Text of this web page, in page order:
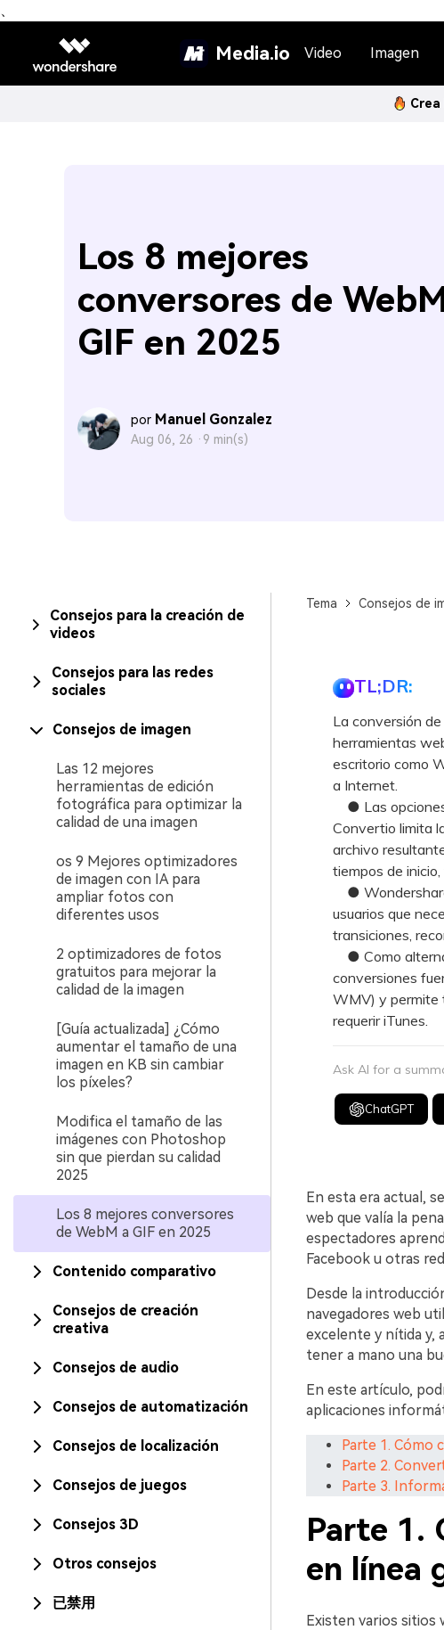
、
Media.io Video Imagen
Los 8 mejores
conversores de
GIF en 2025
por Manuel Gonzalez
Aug 06, 26 · 9 min(s)
Consejos para la creación de
videos
Consejos para las redes
sociales
Consejos de imagen
Las 12 mejores
herramientas de edición
fotográfica para optimizar la
calidad de una imagen
os 9 Mejores optimizadores
de imagen con IA para
ampliar fotos con
diferentes usos
2 optimizadores de fotos
gratuitos para mejorar la
calidad de la imagen
[Guía actualizada] ¿Cómo
aumentar el tamaño de una
imagen en KB sin cambiar
los píxeles?
Modifica el tamaño de las
imágenes con Photoshop
sin que pierdan su calidad
2025
Los 8 mejores conversores
de WebM a GIF en 2025
Contenido comparativo
Consejos de creación
creativa
Consejos de audio
Consejos de automatización
Consejos de localización
Consejos de juegos
Consejos 3D
Otros consejos
已禁用
Tema Consejos de
TL;DR:
La conversión
herramientas
escritorio como
a Internet.
● Las opciones
Convertio limita
archivo
tiempos de
●
usuarios que
transiciones,
● Como
conversiones
WMV) y permite
requerir iTunes.
Ask AI for a
ChatGPT
En esta era actual,
web que valía la
espectadores
Facebook u otras
Desde la
navegadores web
excelente y nítida y,
tener a mano una
En este artículo,
aplicaciones
Parte 1. Cómo
Parte 2.
Parte 3.
Parte 1.
en línea
Existen varios sitios